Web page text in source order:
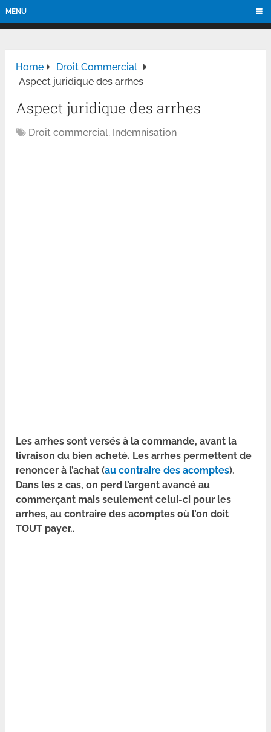
MENU
Home
Droit Commercial
Aspect juridique des arrhes
Aspect juridique des arrhes
Droit commercial, Indemnisation
Les arrhes sont versés à la commande, avant la
livraison du bien acheté. Les arrhes permettent de
renoncer à l’achat (au contraire des acomptes).
Dans les 2 cas, on perd l’argent avancé au
commerçant mais seulement celui-ci pour les
arrhes, au contraire des acomptes où l’on doit
TOUT payer..